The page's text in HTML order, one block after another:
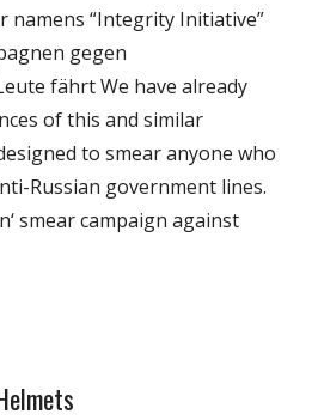
namens “Integrity Initiative”
gegen
fährt We have already
of this and similar
to smear anyone who
Russian government lines.
smear campaign against